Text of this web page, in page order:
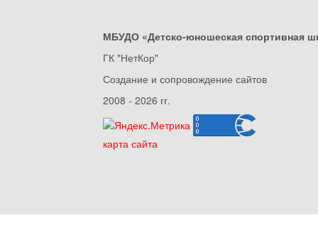
МБУДО «Детско-юношеская спортивная
ГК "НетКор"
Создание и сопровождение сайтов
2008 - 2026 гг.
карта сайта